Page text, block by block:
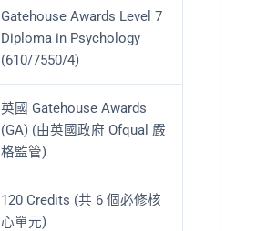
Gatehouse Awards Level 7
Diploma in Psychology
(610/7550/4)
英國 Gatehouse Awards
(GA) (由英國政府 Ofqual 嚴
格監管)
120 Credits (共 6 個必修核
心單元)